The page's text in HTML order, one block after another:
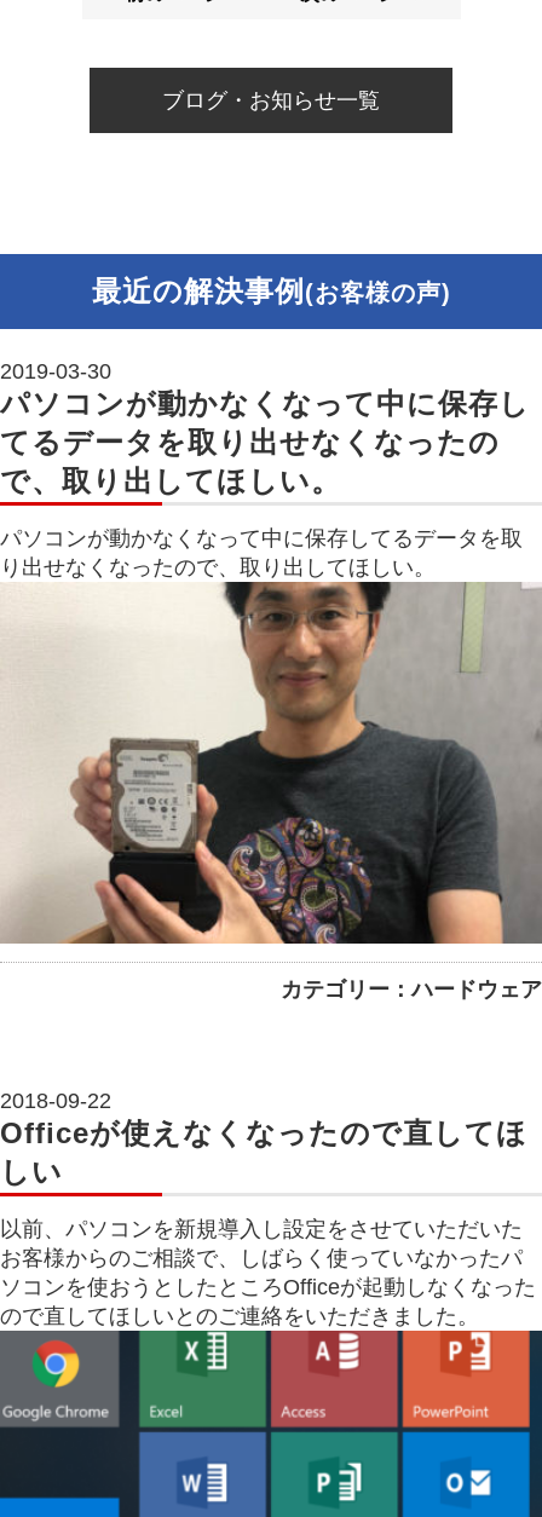
ブログ・お知らせ一覧
最近の解決事例 (お客様の声)
2019-03-30
パソコンが動かなくなって中に保存し
てるデータを取り出せなくなったの
で、取り出してほしい。
パソコンが動かなくなって中に保存してるデータを取
り出せなくなったので、取り出してほしい。
カテゴリー：ハードウェア
2018-09-22
Officeが使えなくなったので直してほ
しい
以前、パソコンを新規導入し設定をさせていただいた
お客様からのご相談で、しばらく使っていなかったパ
ソコンを使おうとしたところOfficeが起動しなくなった
ので直してほしいとのご連絡をいただきました。